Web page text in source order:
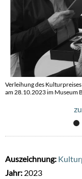
Verleihung des
am 28.10.2023 im Museum
Verleihung des
Merk
Auszeichnung:
Jahr: 2023